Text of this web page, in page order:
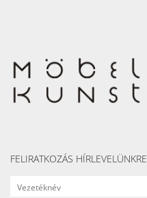
FELIRATKOZÁS HÍRLEVELÜNKRE